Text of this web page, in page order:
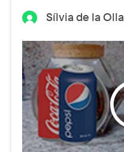
Sílvia de la